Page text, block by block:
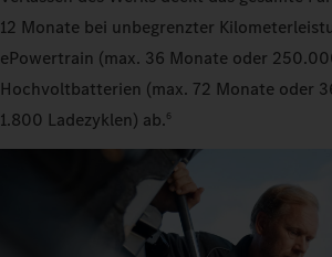
12 Monate bei unbegrenzter
ePowertrain (max. 36 Monate oder
Hochvoltbatterien (max. 72 Monate oder
1.800 Ladezyklen) ab.6